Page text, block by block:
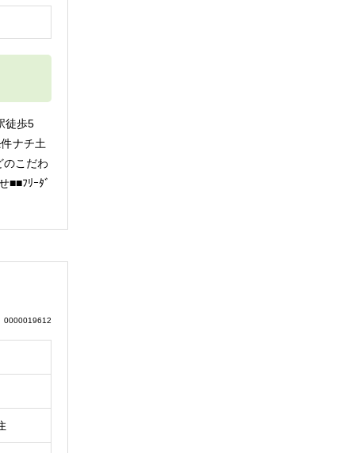
徒歩5
ナチ土
のこだわ
■■ﾌﾘｰﾀﾞ
0000019612